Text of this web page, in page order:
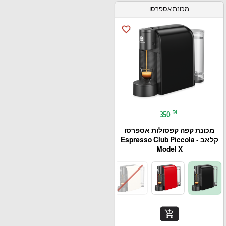
מכונת אספרסו
favorite_border
350 ₪
מכונת קפה קפסולות אספרסו
קלאב - Espresso Club Piccola
Model X
add_shopping_cart